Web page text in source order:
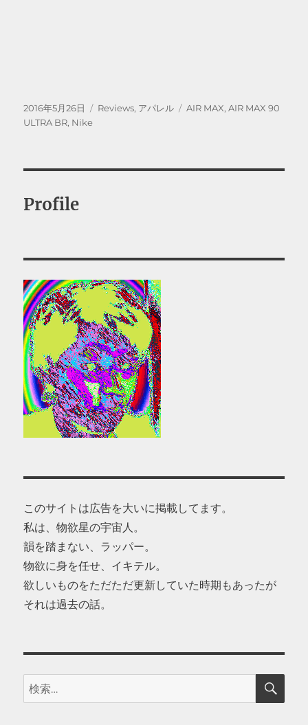
投
稿
2016年5月26日
カ
Reviews, アパレル
タ
AIR MAX,AIR MAX 90
ULTRA BR, Nike
Profile
このサイトは広告を大いに掲載してます。
私は、物欲星の宇宙人。
韻を踏まない、ラッパー。
物欲に身を任せ、イキテル。
欲しいものをただただ更新していた時期もあったが
それは過去の話。
検
索:
検